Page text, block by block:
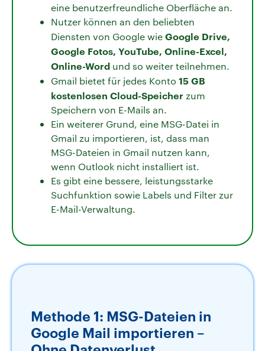
eine benutzerfreundliche Oberfläche an.
Nutzer können an den beliebten
Diensten von Google wieGoogle Drive,
Google Fotos, YouTube, Online-Excel,
Online-Word und so weiter teilnehmen.
Gmail bietet für jedes Konto 15 GB
kostenlosen Cloud-Speicher zum
Speichern von E-Mails an.
Ein weiterer Grund, eine MSG-Datei in
Gmail zu importieren, ist, dass man
MSG-Dateien in Gmail nutzen kann,
wenn Outlook nicht installiert ist.
Es gibt eine bessere, leistungsstarke
Suchfunktion sowie Labels und Filter zur
E-Mail-Verwaltung.
Methode 1: MSG-Dateien in
Google Mail importieren –